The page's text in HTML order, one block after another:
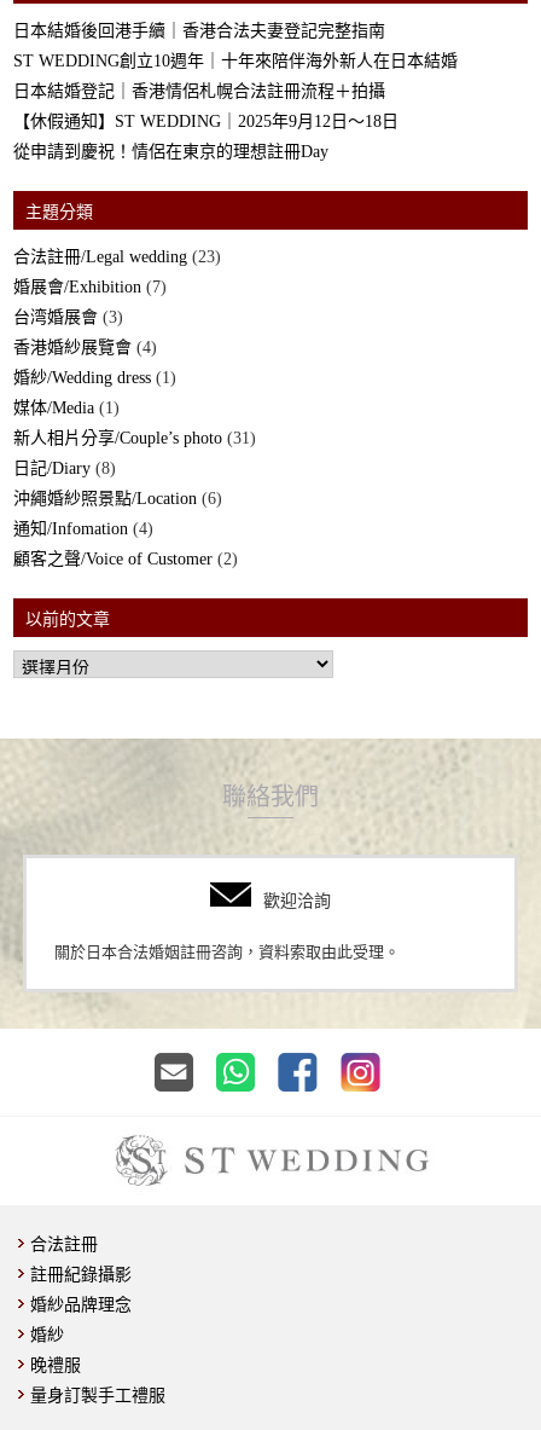
日本結婚後回港手續｜香港合法夫妻登記完整指南
ST WEDDING創立10週年｜十年來陪伴海外新人在日本結婚
日本結婚登記｜香港情侶札幌合法註冊流程＋拍攝
【休假通知】ST WEDDING｜2025年9月12日～18日
從申請到慶祝！情侶在東京的理想註冊Day
主題分類
合法註冊/Legal wedding (23)
婚展會/Exhibition (7)
台湾婚展會 (3)
香港婚紗展覽會 (4)
婚紗/Wedding dress (1)
媒体/Media (1)
新人相片分享/Couple’s photo (31)
日記/Diary (8)
沖繩婚紗照景點/Location (6)
通知/Infomation (4)
顧客之聲/Voice of Customer (2)
以前的文章
聯絡我們
歡迎洽詢
關於日本合法婚姻註冊咨詢，資料索取由此受理。
合法註冊
註冊紀錄攝影
婚紗品牌理念
婚紗
晚禮服
量身訂製手工禮服